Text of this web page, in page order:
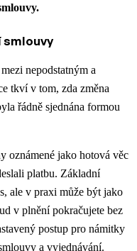
smlouvy
nepodstatným a
tkví v tom, zda změna
řádně sjednána formou
oznámené jako hotová věc
platbu. Základní
ale v praxi může být jako
v plnění pokračujete bez
postup pro námitky
a vyjednávání.